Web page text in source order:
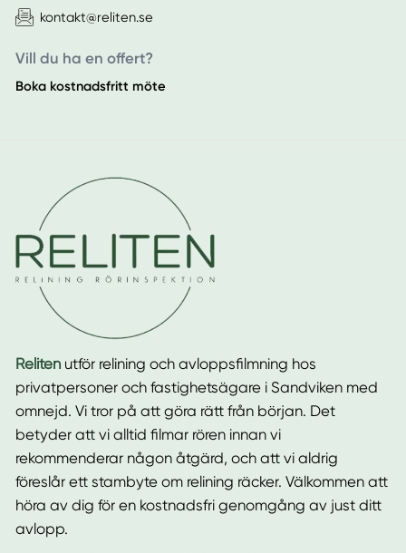
kontakt@reliten.se
Vill du ha en offert?
Boka kostnadsfritt möte
Relitenutför relining och avloppsfilmning hos
privatpersoner och fastighetsägare i Sandviken med
omnejd. Vi tror på att göra rätt från början. Det
betyder att vi alltid filmar rören innan vi
rekommenderar någon åtgärd, och att vi aldrig
föreslår ett stambyte om relining räcker. Välkommen att
höra av dig för en kostnadsfri genomgång av just ditt
avlopp.